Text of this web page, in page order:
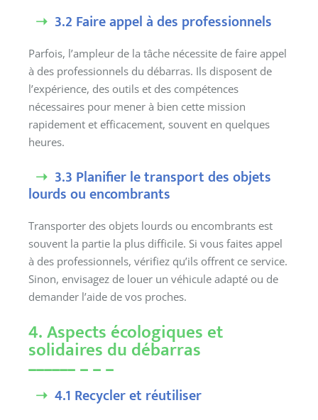
3.2 Faire appel à des professionnels
Parfois, l’ampleur de la tâche nécessite de faire appel
à des professionnels du débarras. Ils disposent de
l’expérience, des outils et des compétences
nécessaires pour mener à bien cette mission
rapidement et efficacement, souvent en quelques
heures.
3.3 Planifier le transport des objets
lourds ou encombrants
Transporter des objets lourds ou encombrants est
souvent la partie la plus difficile. Si vous faites appel
à des professionnels, vérifiez qu’ils offrent ce service.
Sinon, envisagez de louer un véhicule adapté ou de
demander l’aide de vos proches.
4. Aspects écologiques et
solidaires du débarras
4.1 Recycler et réutiliser